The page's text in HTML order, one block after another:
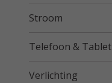
Stroom
Telefoon & Tablet
Verlichting